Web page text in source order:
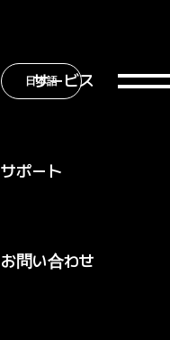
日本語
サービス
サポート
お問い合わせ